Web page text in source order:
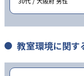
教室環境に関す